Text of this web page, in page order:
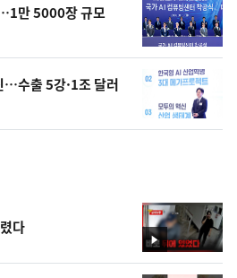
만 5000장 규모
…수출 5강·1조 달러
영
상
다